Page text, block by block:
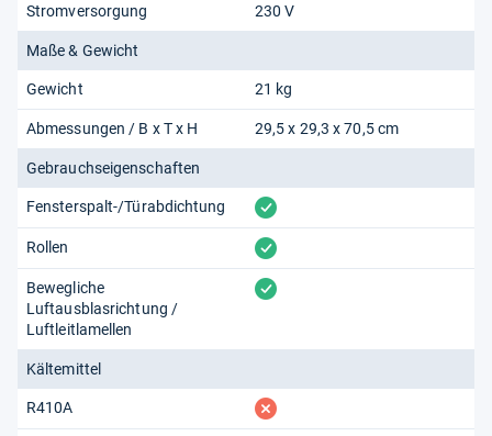
Stromversorgung 230 V
Maße & Gewicht
Gewicht 21 kg
Abmessungen / B x T x H 29,5 x 29,3 x 70,5 cm
Gebrauchseigenschaften
Fensterspalt-/Türabdichtung vorhanden
Rollen vorhanden
Bewegliche
Luftausblasrichtung /
Luftleitlamellen
vorhanden
Kältemittel
R410A fehlt